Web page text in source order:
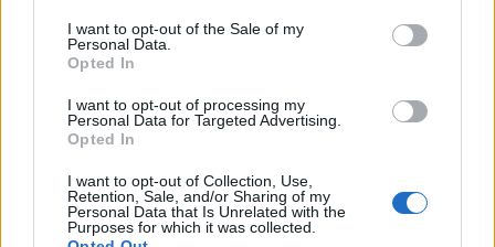
I want to opt-out of the Sale of my
Personal Data.
Opted In
I want to opt-out of processing my
Personal Data for Targeted Advertising.
Opted In
I want to opt-out of Collection, Use,
Retention, Sale, and/or Sharing of my
Personal Data that Is Unrelated with the
Purposes for which it was collected.
2023. december 15., péntek